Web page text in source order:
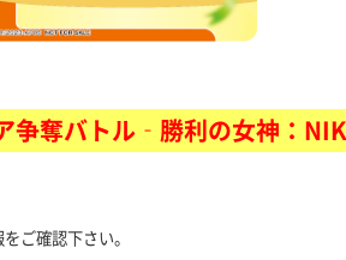
奪バトル‐勝利の女神：
確認下さい。